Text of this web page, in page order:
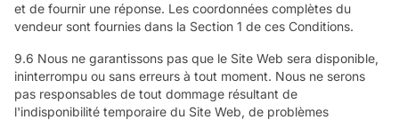
et de fournir une réponse. Les coordonnées complètes du
vendeur sont fournies dans la Section 1 de ces Conditions.
9.6 Nous ne garantissons pas que le Site Web sera disponible,
ininterrompu ou sans erreurs à tout moment. Nous ne serons
pas responsables de tout dommage résultant de
l'indisponibilité temporaire du Site Web, de problèmes